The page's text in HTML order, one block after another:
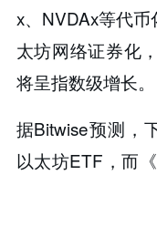
x、NVDAx等代
太坊网络证券化
将呈指数级增长。
据Bitwise预测，
以太坊ETF​​，而